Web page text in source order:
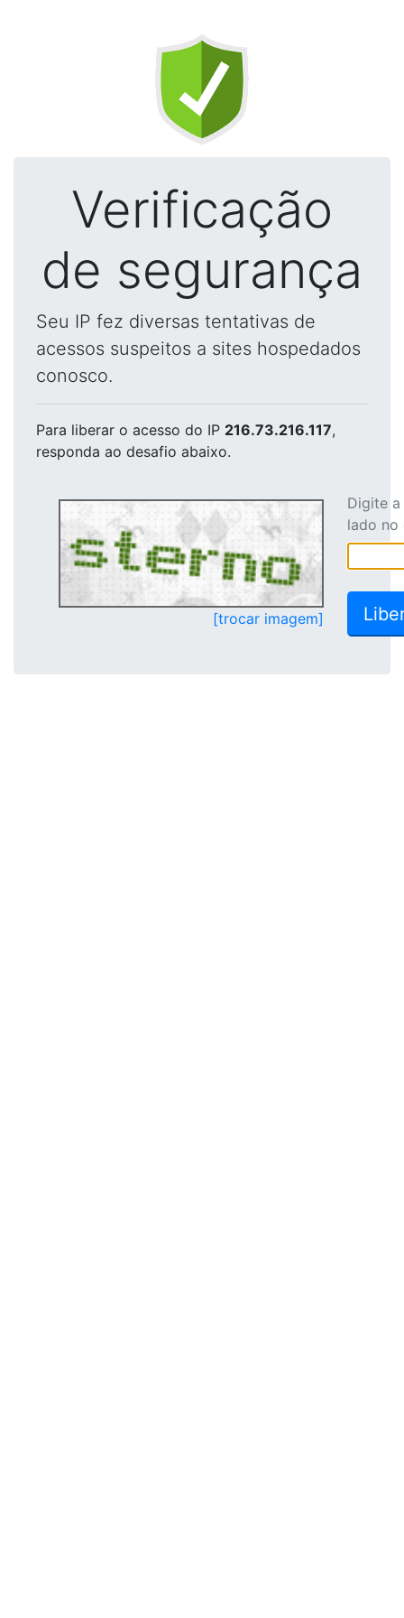
Verificação
de segurança
Seu IP fez diversas tentativas de
acessos suspeitos a sites hospedados
conosco.
Para liberar o acesso do IP 216.73.216.117,
responda ao desafio abaixo.
[trocar imagem]
Digite
lado no